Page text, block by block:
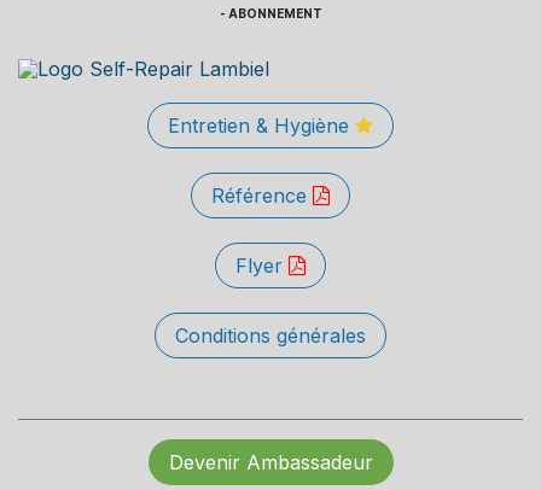
- ABONNEMENT
Entretien & Hygiène
Référence
Flyer
Conditions générales
Devenir Ambassadeur